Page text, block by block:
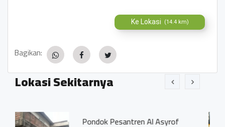
Ke Lokasi (14.4 km)
Bagikan:
Lokasi Sekitarnya
Pesantren Al Asyrof Jamu